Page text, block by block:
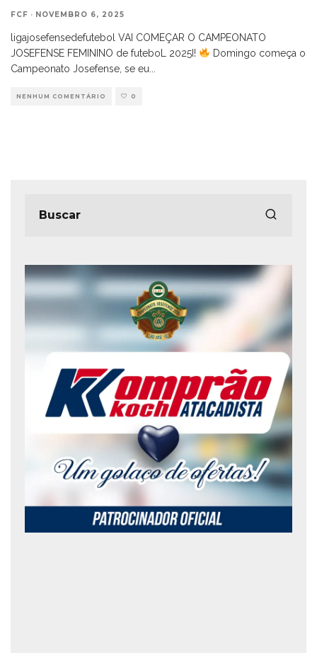
FCF · NOVEMBRO 6, 2025
ligajosefensedefutebol VAI COMEÇAR O CAMPEONATO
JOSEFENSE FEMININO de futeboL 2025I!
Domingo começa o
Campeonato Josefense, se eu
NENHUM COMENTÁRIO 0